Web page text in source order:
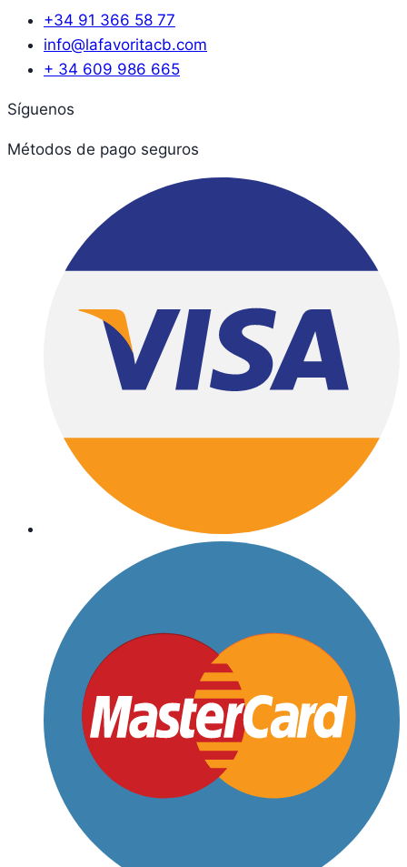
+34 91 366 58 77
info@lafavoritacb.com
+ 34 609 986 665
Síguenos
Métodos de pago seguros